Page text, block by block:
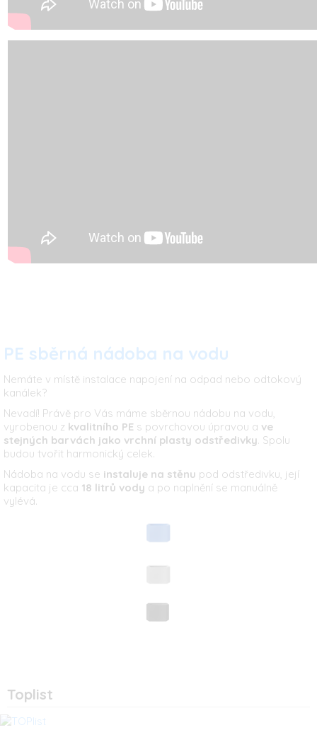
PE sběrná nádoba na vodu
Nemáte v místě instalace napojení na odpad nebo odtokový
kanálek?
Nevadí! Právě pro Vás máme sběrnou nádobu na vodu,
vyrobenou z kvalitního PE s povrchovou úpravou a ve
stejných barvách jako vrchní plasty odstředivky . Spolu
budou tvořit harmonický celek.
Nádoba na vodu se instaluje na stěnu pod odstředivku, její
kapacita je cca 18 litrů vody a po naplnění se manuálně
vylévá.
Toplist